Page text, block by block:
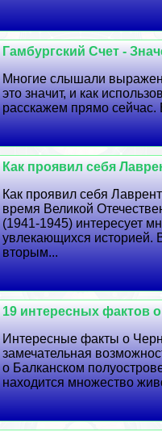
Гамбургский Счет -
Многие слышали
это значит, и как
расскажем прямо
Как проявил себя
Как проявил себя
время Великой
(1941-1945) интересует
увлекающихся историей.
вторым...
19 интересных фактов
Интересные факты о
замечательная
о Балканском
находится множество